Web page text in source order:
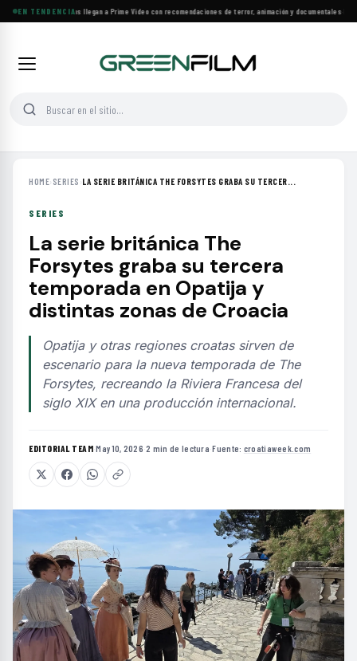
EN TENDENCIA
Más de 160 estrenos llegan a Prime Video con recomendaciones de terror, animación y documentales·Las
HOME› SERIES ›LA SERIE BRITÁNICA THE FORSYTES GRABA SU TERCER...
SERIES
La serie británica The
Forsytes graba su tercera
temporada en Opatija y
distintas zonas de Croacia
Opatija y otras regiones croatas sirven de
escenario para la nueva temporada de The
Forsytes, recreando la Riviera Francesa del
siglo XIX en una producción internacional.
EDITORIAL TEAM·May 10, 2026·2 min de lectura·Fuente: croatiaweek.com